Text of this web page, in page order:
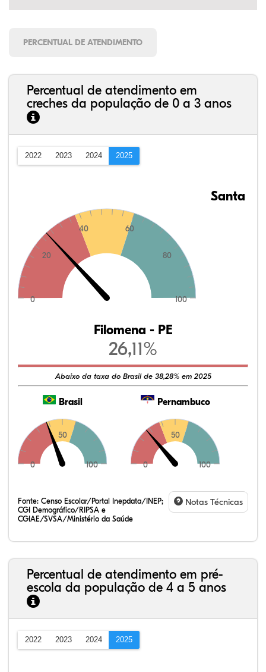
PERCENTUAL DE ATENDIMENTO
Percentual de atendimento em
creches da população de 0 a 3 anos
2022 2023 2024 2025
0
20
40 60
80
100
Santa
Filomena - PE
26,11%
Abaixo da taxa do Brasil de 38,28% em 2025
Brasil
0
50
100
Pernambuco
0
50
100
Fonte: Censo Escolar/Portal Inepdata/INEP;
CGI Demográfico/RIPSA e
CGIAE/SVSA/Ministério da Saúde
Notas Técnicas
Percentual de atendimento em pré-
escola da população de 4 a 5 anos
2022 2023 2024 2025